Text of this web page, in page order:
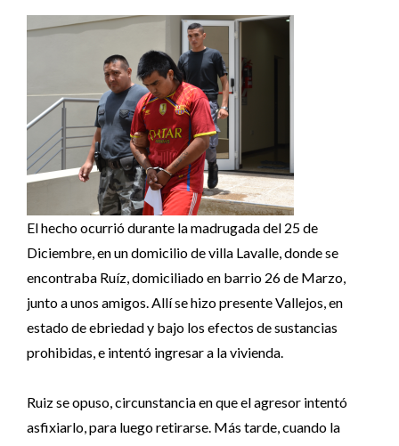
El hecho ocurrió durante la madrugada del 25 de
Diciembre, en un domicilio de villa Lavalle, donde se
encontraba Ruíz, domiciliado en barrio 26 de Marzo,
junto a unos amigos. Allí se hizo presente Vallejos, en
estado de ebriedad y bajo los efectos de sustancias
prohibidas, e intentó ingresar a la vivienda.
Ruiz se opuso, circunstancia en que el agresor intentó
asfixiarlo, para luego retirarse. Más tarde, cuando la